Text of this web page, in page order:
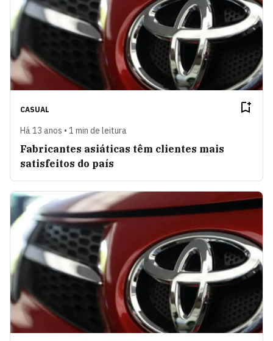
CASUAL
Há 13 anos • 1 min de leitura
Fabricantes asiáticas têm clientes mais
satisfeitos do país